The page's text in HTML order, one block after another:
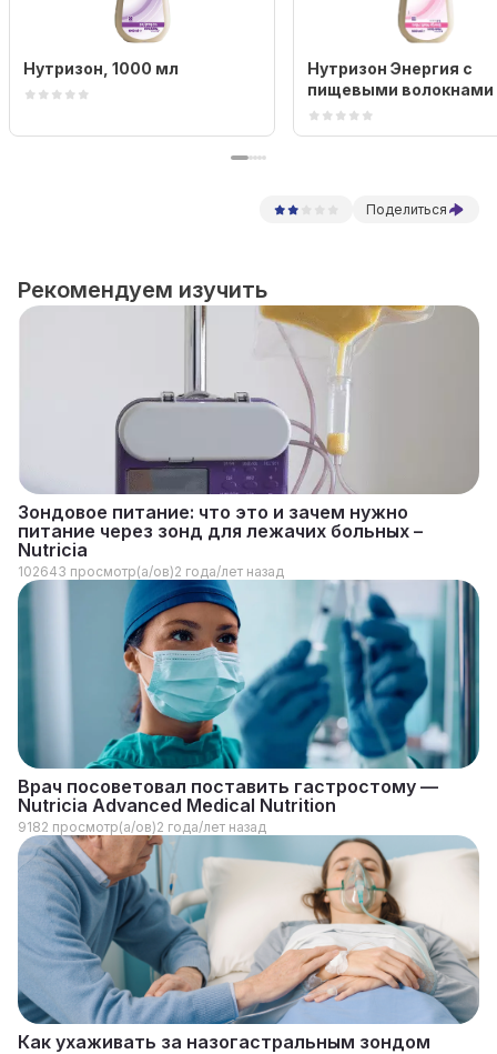
Нутризон, 1000 мл
Нутризон Энергия c
пищевыми волокнами
Поделиться
Рекомендуем изучить
Зондовое питание: что это и зачем нужно
питание через зонд для лежачих больных –
Nutricia
102643 просмотр(а/ов)2 года/лет назад
Врач посоветовал поставить гастростому —
Nutricia Advanced Medical Nutrition
9182 просмотр(а/ов)2 года/лет назад
Как ухаживать за назогастральным зондом